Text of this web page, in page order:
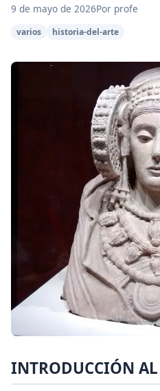
9 de mayo de 2026Por profe
varios historia-del-arte
INTRODUCCIÓN